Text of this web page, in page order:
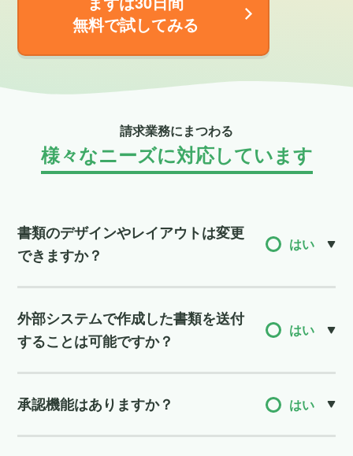
無料で試してみる
請求業務にまつわる
様々なニーズに対応しています
書類のデザインやレイアウトは変更
できますか？
はい
外部システムで作成した書類を送付
することは可能ですか？
はい
承認機能はありますか？ はい